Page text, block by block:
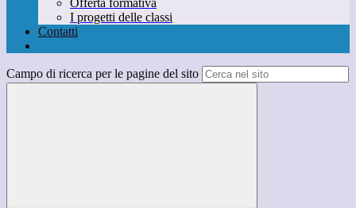
Offerta formativa
I progetti delle classi
Contatti
Campo di ricerca per le pagine del sito